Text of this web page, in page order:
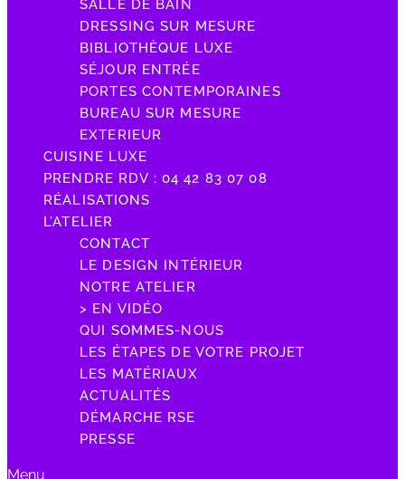
SALLE DE BAIN
DRESSING SUR MESURE
BIBLIOTHÈQUE LUXE
SÉJOUR ENTRÉE
PORTES CONTEMPORAINES
BUREAU SUR MESURE
EXTERIEUR
CUISINE LUXE
PRENDRE RDV : 04 42 83 07 08
RÉALISATIONS
L’ATELIER
CONTACT
LE DESIGN INTÉRIEUR
NOTRE ATELIER
> EN VIDÉO
QUI SOMMES-NOUS
LES ÉTAPES DE VOTRE PROJET
LES MATÉRIAUX
ACTUALITÉS
DÉMARCHE RSE
PRESSE
Menu